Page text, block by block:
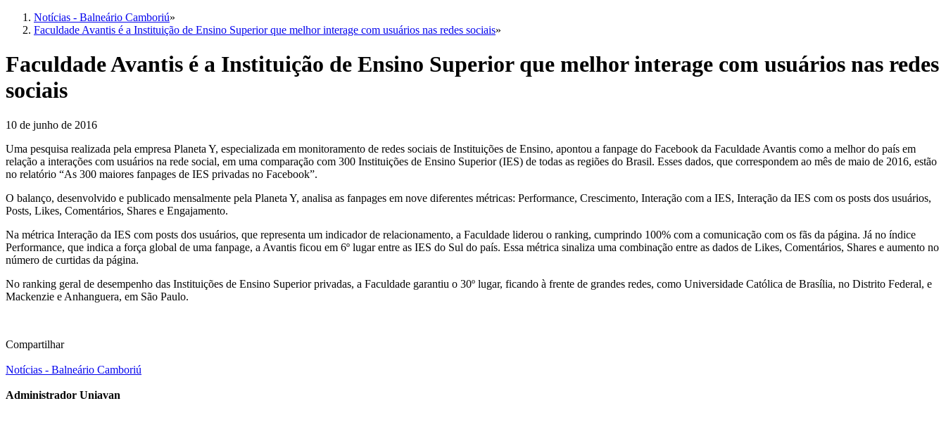
Notícias - Balneário Camboriú»
Faculdade Avantis é a Instituição de Ensino Superior que melhor interage com usuários nas redes sociais»
Faculdade Avantis é a Instituição de Ensino Superior que melhor interage com usuários nas redes
sociais
10 de junho de 2016
Uma pesquisa realizada pela empresa Planeta Y, especializada em monitoramento de redes sociais de Instituições de Ensino, apontou a fanpage do Facebook da Faculdade Avantis como a melhor do país em
relação a interações com usuários na rede social, em uma comparação com 300 Instituições de Ensino Superior (IES) de todas as regiões do Brasil. Esses dados, que correspondem ao mês de maio de 2016, estão
no relatório “As 300 maiores fanpages de IES privadas no Facebook”.
O balanço, desenvolvido e publicado mensalmente pela Planeta Y, analisa as fanpages em nove diferentes métricas: Performance, Crescimento, Interação com a IES, Interação da IES com os posts dos usuários,
Posts, Likes, Comentários, Shares e Engajamento.
Na métrica Interação da IES com posts dos usuários, que representa um indicador de relacionamento, a Faculdade liderou o ranking, cumprindo 100% com a comunicação com os fãs da página. Já no índice
Performance, que indica a força global de uma fanpage, a Avantis ficou em 6º lugar entre as IES do Sul do país. Essa métrica sinaliza uma combinação entre as dados de Likes, Comentários, Shares e aumento no
número de curtidas da página.
No ranking geral de desempenho das Instituições de Ensino Superior privadas, a Faculdade garantiu o 30º lugar, ficando à frente de grandes redes, como Universidade Católica de Brasília, no Distrito Federal, e
Mackenzie e Anhanguera, em São Paulo.
Compartilhar
Notícias - Balneário Camboriú
Administrador Uniavan